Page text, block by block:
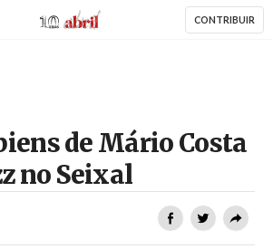
AbrilAbril CONTRIBUIR
de Mário Costa
no Seixal